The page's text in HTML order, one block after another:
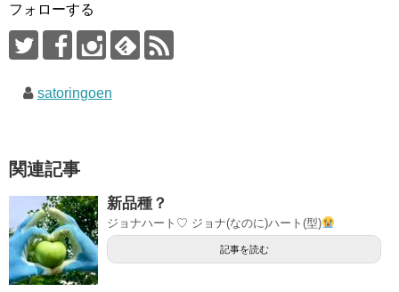
フォローする
satoringoen
関連記事
新品種？
ジョナハート♡ ジョナ(なのに)ハート(型)
記事を読む